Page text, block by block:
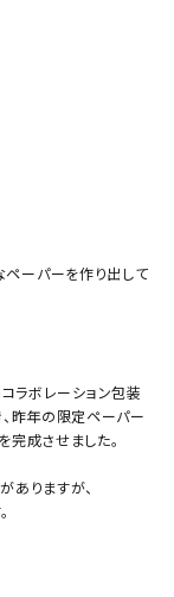
ーパーを作り出して
ラボレーション包装
昨年の限定ペーパー
成させました。
りますが、